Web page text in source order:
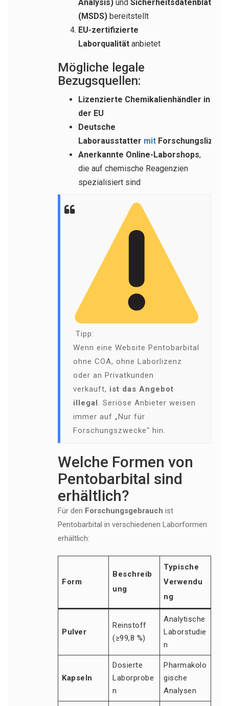
Analysis)und Sicherheitsdatenblatt
(MSDS)bereitstellt
EU-zertifizierte
Laborqualitätanbietet
Mögliche legale
Bezugsquellen:
Lizenzierte Chemikalienhändler in
der EU
Deutsche
Laborausstatter mitForschungslizenz
Anerkannte Online-Laborshops,
die auf chemische Reagenzien
spezialisiert sind
Tipp:
Wenn eine Website Pentobarbital
ohne COA, ohne Laborlizenz
oder an Privatkunden
verkauft, ist das Angebot
illegal . Seriöse Anbieter weisen
immer auf „Nur für
Forschungszwecke“ hin.
Welche Formen von
Pentobarbital sind
erhältlich?
Für den Forschungsgebrauch ist
Pentobarbital in verschiedenen Laborformen
erhältlich:
Form
Beschreib
ung
Typische
Verwendu
ng
Pulver
Reinstoff
(≥99,8 %)
Analytische
Laborstudie
n
Kapseln
Dosierte
Laborprobe
n
Pharmakolo
gische
Analysen